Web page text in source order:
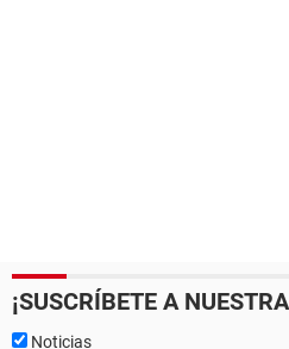
¡SUSCRÍBETE A
Noticias